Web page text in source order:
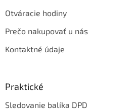
Otváracie hodiny
Prečo nakupovať u nás
Kontaktné údaje
Praktické
Sledovanie balíka DPD